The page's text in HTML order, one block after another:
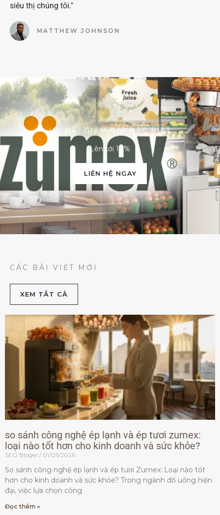
siêu thị chúng tôi."
MATTHEW JOHNSON
ƯU ĐÃI GIẢM GIÁ ĐẶC BIỆT
Lên tới 10%
LIÊN HỆ NGAY
CÁC BÀI VIẾT MỚI
XEM TẮT CẢ
so sánh công nghệ ép lạnh và ép tươi zumex:
loại nào tốt hơn cho kinh doanh và sức khỏe?
SEO Bloger 01/05/2026
So sánh công nghệ ép lạnh và ép tươi Zumex: Loại nào tốt
hơn cho kinh doanh và sức khỏe? Trong ngành đồ uống hiện
đại, việc lựa chọn công
Đọc thêm »